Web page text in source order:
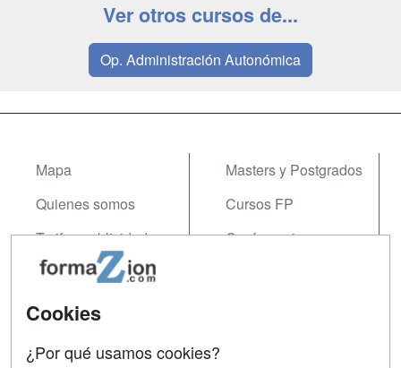
Ver otros cursos de...
Op. Administración Autonómica
Mapa
Quienes somos
Tarifas publicidad
Acceso Usuarios
Acceso Centros
Masters y Postgrados
Cursos FP
Conferencias
Cookies
¿Por qué usamos cookies?